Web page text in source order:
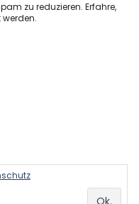
zu reduzieren.Erfahre,